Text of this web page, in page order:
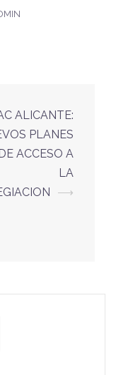
ALICANTE:
PLANES
ACCESO A
LA
⟶